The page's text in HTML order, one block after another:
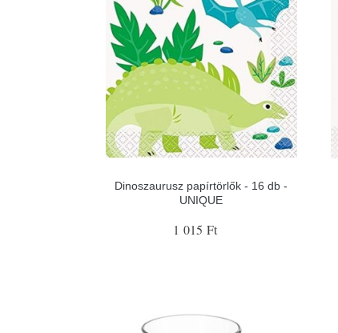
Dinoszaurusz papírtörlők - 16 db -
UNIQUE
1 015 Ft